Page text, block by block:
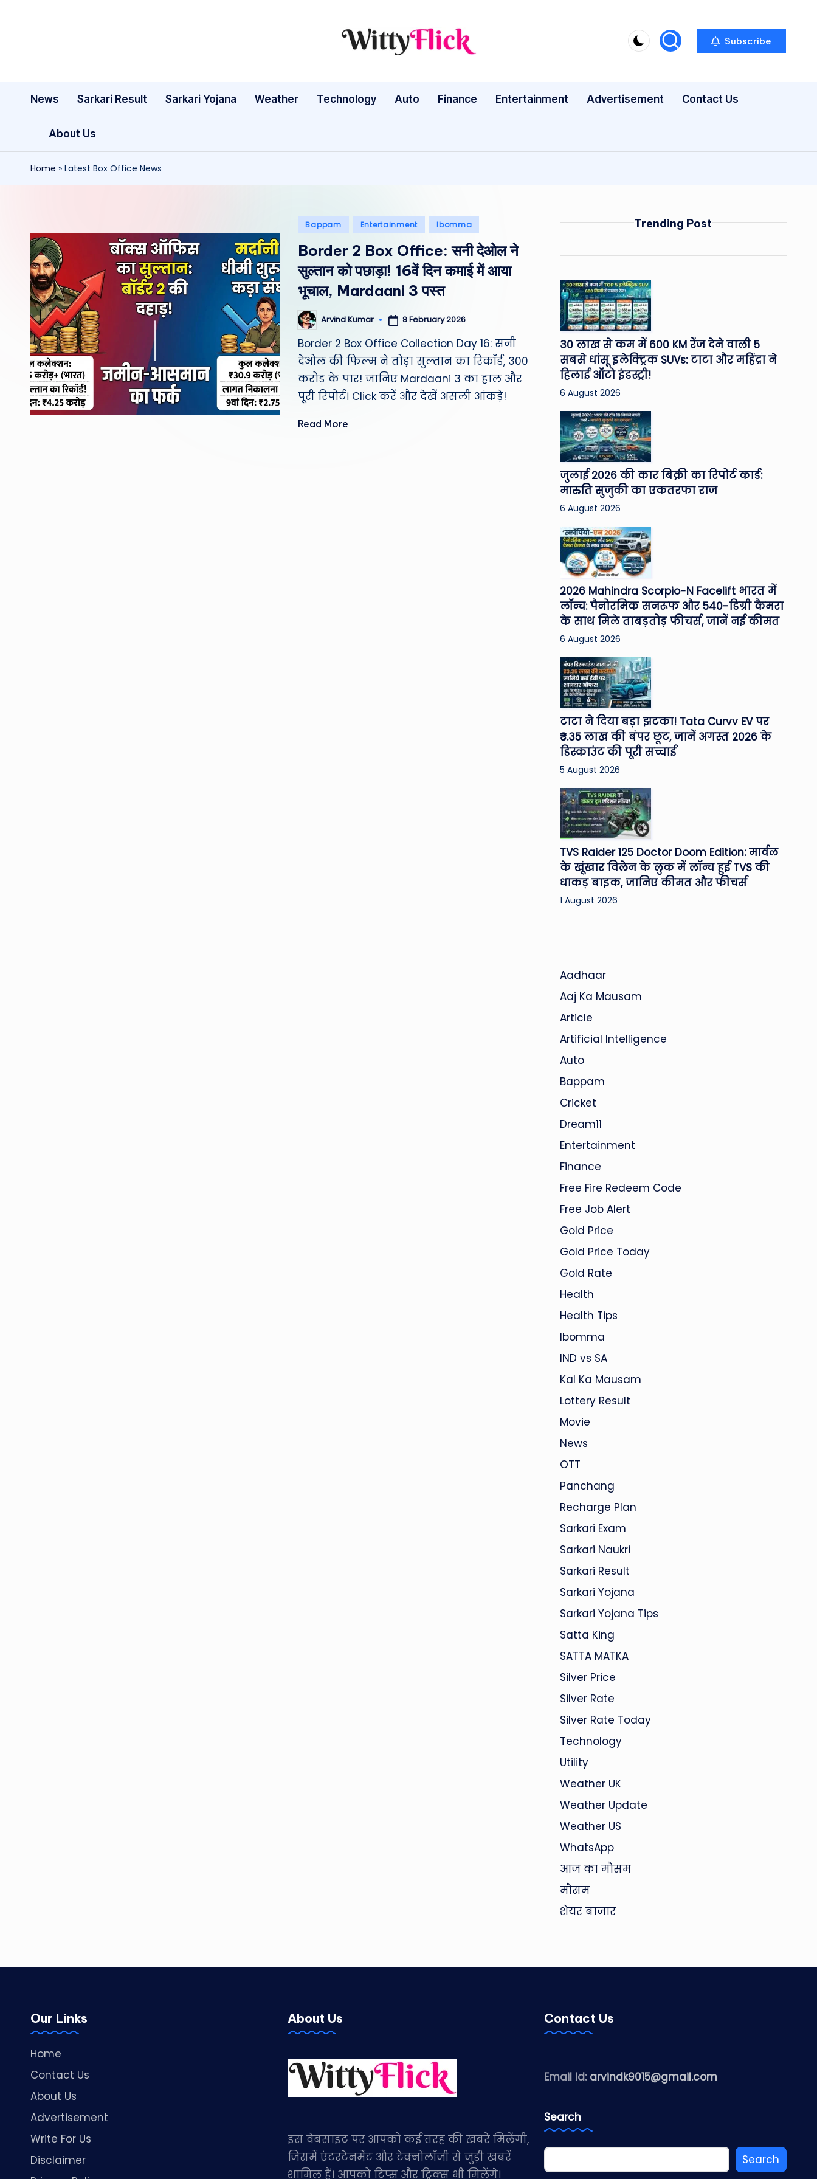
W
ty
ic
k:
a
te
st
e
a
th
WittyFlick:
Tech
Subscribe
News Sarkari Result Sarkari Yojana Weather Technology Auto Finance Entertainment Advertisement Contact Us
About Us
Home » Latest Box Office News
Posted
Bappam Entertainment Ibomma
Border 2 Box Office: सनी देओल ने
सुल्तान को पछाड़ा! 16वें दिन कमाई में आया
भूचाल, Mardaani 3 पस्त
Posted
by
Arvind Kumar 8 February 2026
Border 2 Box Office Collection Day 16: सनी
देओल की फिल्म ने तोड़ा सुल्तान का रिकॉर्ड, 300
करोड़ के पार! जानिए Mardaani 3 का हाल और
पूरी रिपोर्ट। Click करें और देखें असली आंकड़े!
Read More
Trending Post
30 लाख से कम में 600 KM रेंज देने वाली 5
सबसे धांसू इलेक्ट्रिक SUVs: टाटा और महिंद्रा ने
हिलाई ऑटो इंडस्ट्री!
6 August 2026
जुलाई 2026 की कार बिक्री का रिपोर्ट कार्ड:
मारुति सुजुकी का एकतरफा राज
6 August 2026
2026 Mahindra Scorpio-N Facelift भारत में
लॉन्च: पैनोरमिक सनरूफ और 540-डिग्री कैमरा
के साथ मिले ताबड़तोड़ फीचर्स, जानें नई कीमत
6 August 2026
टाटा ने दिया बड़ा झटका! Tata Curvv EV पर
₹3.35 लाख की बंपर छूट, जानें अगस्त 2026 के
डिस्काउंट की पूरी सच्चाई
5 August 2026
TVS Raider 125 Doctor Doom Edition: मार्वल
के खूंखार विलेन के लुक में लॉन्च हुई TVS की
धाकड़ बाइक, जानिए कीमत और फीचर्स
1 August 2026
Aadhaar
Aaj Ka Mausam
Article
Artificial Intelligence
Auto
Bappam
Cricket
Dream11
Entertainment
Finance
Free Fire Redeem Code
Free Job Alert
Gold Price
Gold Price Today
Gold Rate
Health
Health Tips
Ibomma
IND vs SA
Kal Ka Mausam
Lottery Result
Movie
News
OTT
Panchang
Recharge Plan
Sarkari Exam
Sarkari Naukri
Sarkari Result
Sarkari Yojana
Sarkari Yojana Tips
Satta King
SATTA MATKA
Silver Price
Silver Rate
Silver Rate Today
Technology
Utility
Weather UK
Weather Update
Weather US
WhatsApp
आज का मौसम
मौसम
शेयर बाजार
Our Links
Home
Contact Us
About Us
Advertisement
Write For Us
Disclaimer
About Us
इस वेबसाइट पर आपको कई तरह की खबरें मिलेंगी,
जिसमें एंटरटेनमेंट और टेक्नोलॉजी से जुड़ी खबरें
शामिल हैं। आपको टिप्स और ट्रिक्स भी मिलेंगे।
Contact Us
Email id: arvindk9015@gmail.com
Search
Search